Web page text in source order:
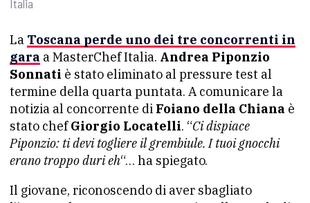
Italia
La Toscana perde uno dei tre concorrenti in
gara a MasterChef Italia. Andrea Piponzio
Sonnati è stato eliminato al pressure test al
termine della quarta puntata. A comunicare la
notizia al concorrente di Foiano della Chiana è
stato chefGiorgio Locatelli. “Ci dispiace
Piponzio: ti devi togliere il grembiule. I tuoi gnocchi
erano troppo duri eh“… ha spiegato.
Il giovane, riconoscendo di aver sbagliato